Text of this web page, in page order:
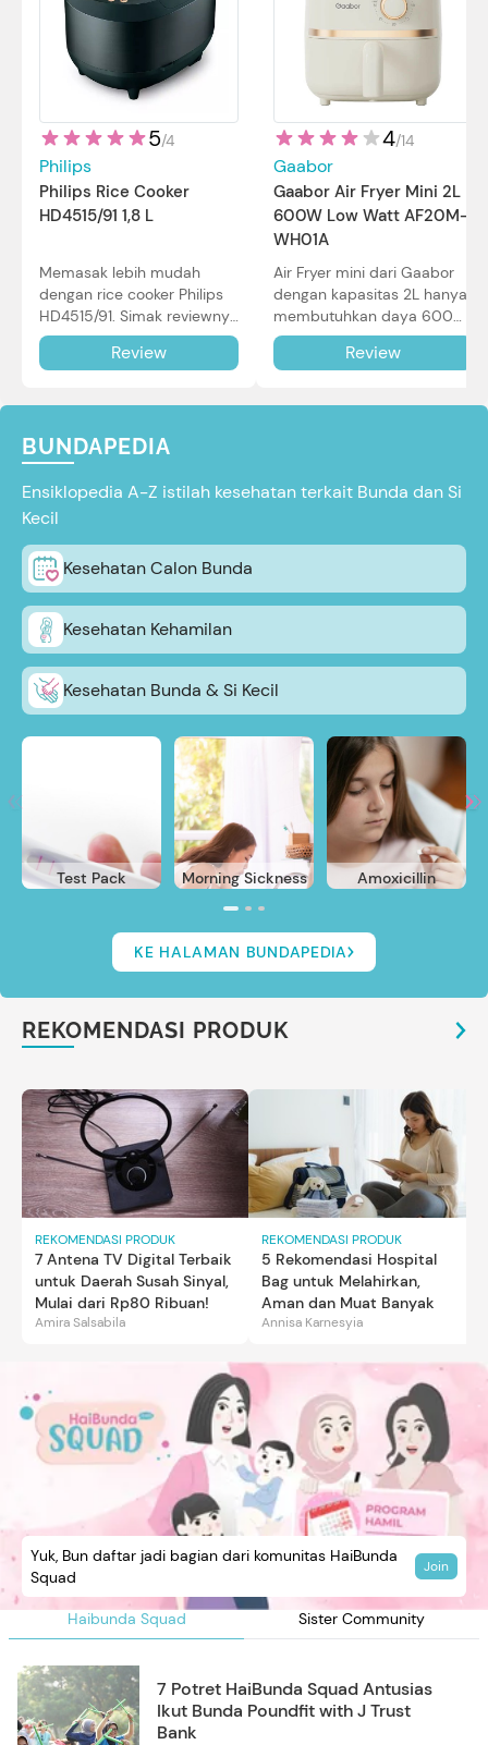
5/4
Philips
Philips Rice Cooker
HD4515/91 1,8 L
Memasak lebih mudah
dengan rice cooker Philips
HD4515/91. Simak reviewnya
di sini.
Review
4/14
Gaabor
Gaabor Air Fryer Mini 2L
600W Low Watt AF20M-
WH01A
Air Fryer mini dari Gaabor
dengan kapasitas 2L hanya
membutuhkan daya 600W
dalam pemakaian. Simak
review selengkapnya di sini.
Review
BUNDAPEDIA
Ensiklopedia A-Z istilah kesehatan terkait Bunda dan Si
Kecil
Kesehatan Calon Bunda
Kesehatan Kehamilan
Kesehatan Bunda & Si Kecil
Test Pack Morning Sickness Amoxicillin
KE HALAMAN BUNDAPEDIA
REKOMENDASI PRODUK
REKOMENDASI PRODUK
7 Antena TV Digital Terbaik
untuk Daerah Susah Sinyal,
Mulai dari Rp80 Ribuan!
Amira Salsabila
REKOMENDASI PRODUK
5 Rekomendasi Hospital
Bag untuk Melahirkan,
Aman dan Muat Banyak
Annisa Karnesyia
Haibunda Squad Sister Community
Yuk, Bun daftar jadi bagian dari komunitas HaiBunda
Squad
Join
7 Potret HaiBunda Squad Antusias
Ikut Bunda Poundfit with J Trust
Bank